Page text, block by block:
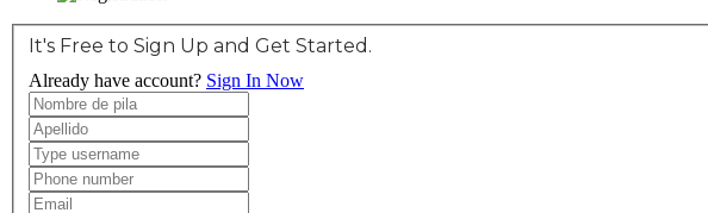
It's Free to Sign Up and Get Started.
Already have account? Sign In Now